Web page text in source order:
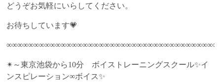
どうぞお気軽にいらしてください。
お待ちしています💗
✴～東京池袋から10分 ボイストレーニングスクール✨イ
ンスピレーション∞ボイス✨